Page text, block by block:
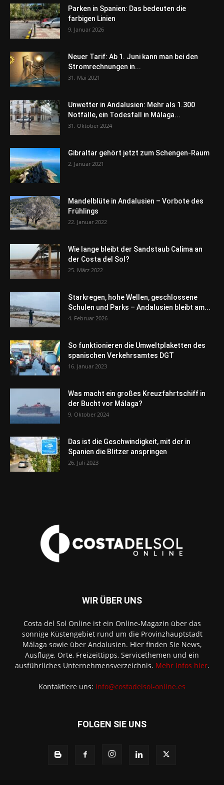
Parken in Spanien: Das bedeuten die
farbigen Linien
9. Januar 2026
Neuer Tarif: Ab 1. Juni kann man bei den
Stromrechnungen in...
31. Mai 2021
Unwetter in Andalusien: Mehr als 1.300
Notfälle, ein Todesfall in Málaga...
31. Oktober 2024
Gibraltar gehört jetzt zum Schengen-Raum
2. Januar 2021
Mandelblüte in Andalusien – Vorbote des
Frühlings
22. Januar 2022
Wie lange bleibt der Sandstaub Calima an
der Costa del Sol?
25. März 2022
Starkregen, hohe Wellen, geschlossene
Schulen und Parks – Andalusien bleibt am...
4. Februar 2026
So funktionieren die Umweltplaketten des
spanischen Verkehrsamtes DGT
16. Januar 2023
Was macht ein großes Kreuzfahrtschiff in
der Bucht vor Málaga?
9. Oktober 2024
Das ist die Geschwindigkeit, mit der in
Spanien die Blitzer anspringen
26. Juli 2023
WIR ÜBER UNS
Costa del Sol Online ist ein Online-Magazin über das
sonnige Küstengebiet rund um die Provinzhauptstadt
Málaga sowie über Andalusien. Hier finden Sie News,
Ausflüge, Orte, Freizeittipps, Servicethemen und ein
ausführliches Unternehmensverzeichnis. Mehr Infos hier.
Kontaktiere uns: info@costadelsol-online.es
FOLGEN SIE UNS